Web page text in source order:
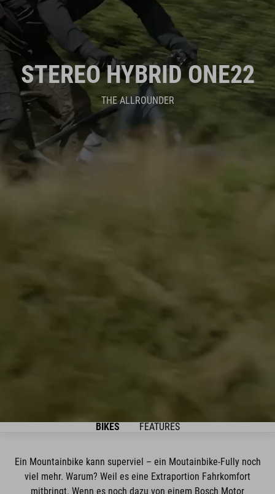
STEREO HYBRID ONE22
THE ALLROUNDER
BIKES FEATURES
Ein Mountainbike kann superviel – ein Moutainbike-Fully noch
viel mehr. Warum? Weil es eine Extraportion Fahrkomfort
mitbringt. Wenn es noch dazu von einem Bosch Motor